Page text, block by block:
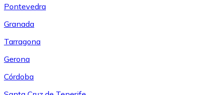
Pontevedra
Granada
Tarragona
Gerona
Córdoba